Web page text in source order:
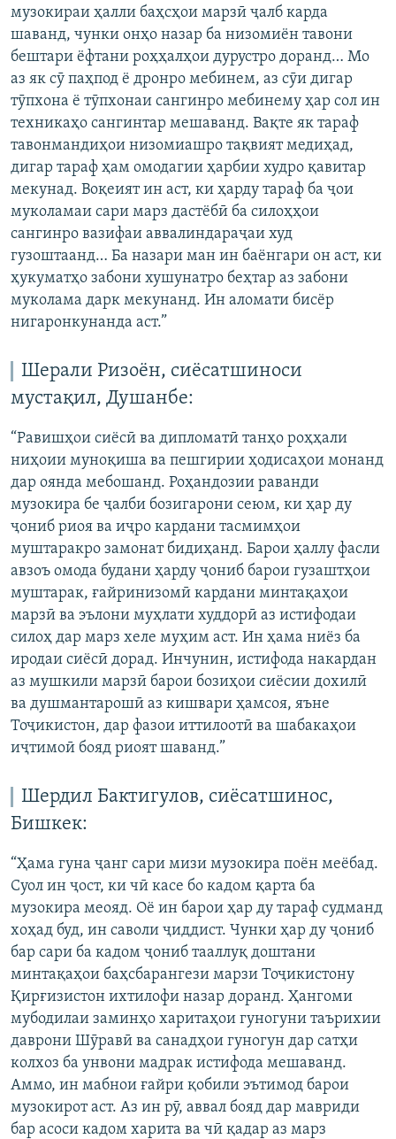
музокираи ҳалли баҳсҳои марзӣ ҷалб карда
шаванд, чунки онҳо назар ба низомиён тавони
бештари ёфтани роҳҳалҳои дурустро доранд… Мо
аз як сӯ паҳпод ё дронро мебинем, аз сӯи дигар
тӯпхона ё тӯпхонаи сангинро мебинему ҳар сол ин
техникаҳо сангинтар мешаванд. Вақте як тараф
тавонмандиҳои низомиашро тақвият медиҳад,
дигар тараф ҳам омодагии ҳарбии худро қавитар
мекунад. Воқеият ин аст, ки ҳарду тараф ба ҷои
муколамаи сари марз дастёбӣ ба силоҳҳои
сангинро вазифаи аввалиндараҷаи худ
гузоштаанд… Ба назари ман ин баёнгари он аст, ки
ҳукуматҳо забони хушунатро беҳтар аз забони
муколама дарк мекунанд. Ин аломати бисёр
нигаронкунанда аст.”
Шерали Ризоён, сиёсатшиноси
мустақил, Душанбе:
“Равишҳои сиёсӣ ва дипломатӣ танҳо роҳҳали
ниҳоии муноқиша ва пешгирии ҳодисаҳои монанд
дар оянда мебошанд. Роҳандозии раванди
музокира бе ҷалби бозигарони сеюм, ки ҳар ду
ҷониб риоя ва иҷро кардани тасмимҳои
муштаракро замонат бидиҳанд. Барои ҳаллу фасли
авзоъ омода будани ҳарду ҷониб барои гузаштҳои
муштарак, ғайринизомӣ кардани минтақаҳои
марзӣ ва эълони муҳлати худдорӣ аз истифодаи
силоҳ дар марз хеле муҳим аст. Ин ҳама ниёз ба
иродаи сиёсӣ дорад. Инчунин, истифода накардан
аз мушкили марзӣ барои бозиҳои сиёсии дохилӣ
ва душмантарошӣ аз кишвари ҳамсоя, яъне
Тоҷикистон, дар фазои иттилоотӣ ва шабакаҳои
иҷтимоӣ бояд риоят шаванд.”
Шердил Бактигулов, сиёсатшинос,
Бишкек:
“Ҳама гуна ҷанг сари мизи музокира поён меёбад.
Суол ин ҷост, ки чӣ касе бо кадом қарта ба
музокира меояд. Оё ин барои ҳар ду тараф судманд
хоҳад буд, ин саволи ҷиддист. Чунки ҳар ду ҷониб
бар сари ба кадом ҷониб тааллуқ доштани
минтақаҳои баҳсбарангези марзи Тоҷикистону
Қирғизистон ихтилофи назар доранд. Ҳангоми
мубодилаи заминҳо харитаҳои гуногуни таърихии
даврони Шӯравӣ ва санадҳои гуногун дар сатҳи
колхоз ба унвони мадрак истифода мешаванд.
Аммо, ин мабнои ғайри қобили эътимод барои
музокирот аст. Аз ин рӯ, аввал бояд дар мавриди
бар асоси кадом харита ва чӣ қадар аз марз